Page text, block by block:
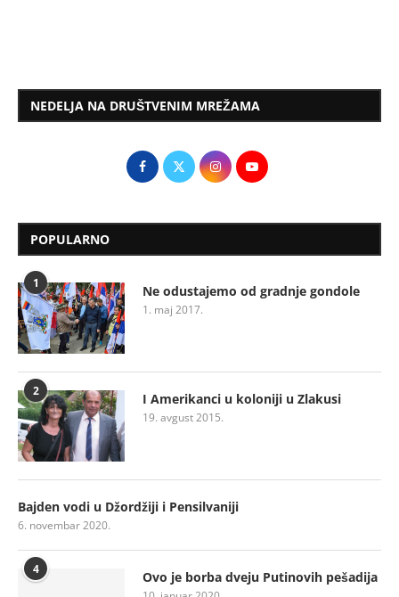
NEDELJA NA DRUŠTVENIM MREŽAMA
POPULARNO
1 Ne odustajemo od gradnje gondole
1. maj 2017.
2 I Amerikanci u koloniji u Zlakusi
19. avgust 2015.
Bajden vodi u Džordžiji i Pensilvaniji
6. novembar 2020.
4 Ovo je borba dveju Putinovih pešadija